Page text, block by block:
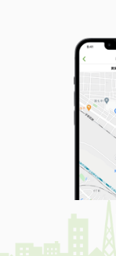
間取
沖縄県那覇市宮城
価
住
専
間
沖縄県那覇市金城
価
住